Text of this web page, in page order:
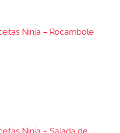
Ninja – Rocambole